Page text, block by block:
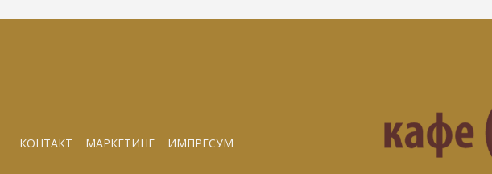
КОНТАКТ МАРКЕТИНГ ИМПРЕСУМ